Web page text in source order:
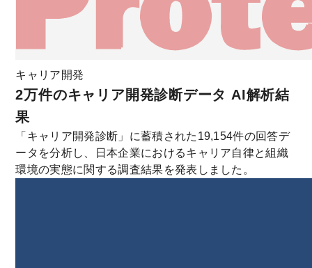
キャリア開発
2万件のキャリア開発診断データ AI解析結
果
「キャリア開発診断」に蓄積された19,154件の回答デ
ータを分析し、日本企業におけるキャリア自律と組織
環境の実態に関する調査結果を発表しました。